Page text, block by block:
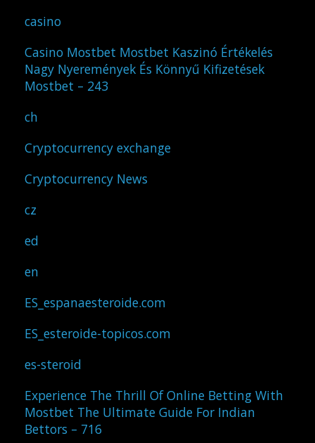
casino
Casino Mostbet Mostbet Kaszinó Értékelés
Nagy Nyeremények És Könnyű Kifizetések
Mostbet – 243
ch
Cryptocurrency exchange
Cryptocurrency News
cz
ed
en
ES_espanaesteroide.com
ES_esteroide-topicos.com
es-steroid
Experience The Thrill Of Online Betting With
Mostbet The Ultimate Guide For Indian
Bettors – 716